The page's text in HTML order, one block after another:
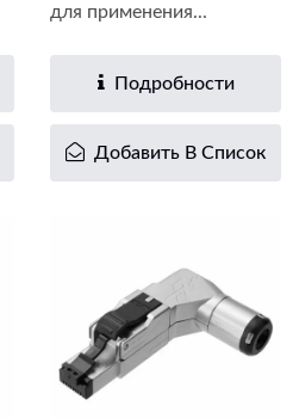
для применения...
Подробности
Добавить В Список